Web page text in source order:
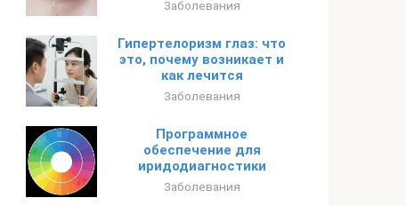
Заболевания
Гипертелоризм глаз: что
это, почему возникает и
как лечится
Заболевания
Программное
обеспечение для
иридодиагностики
Заболевания